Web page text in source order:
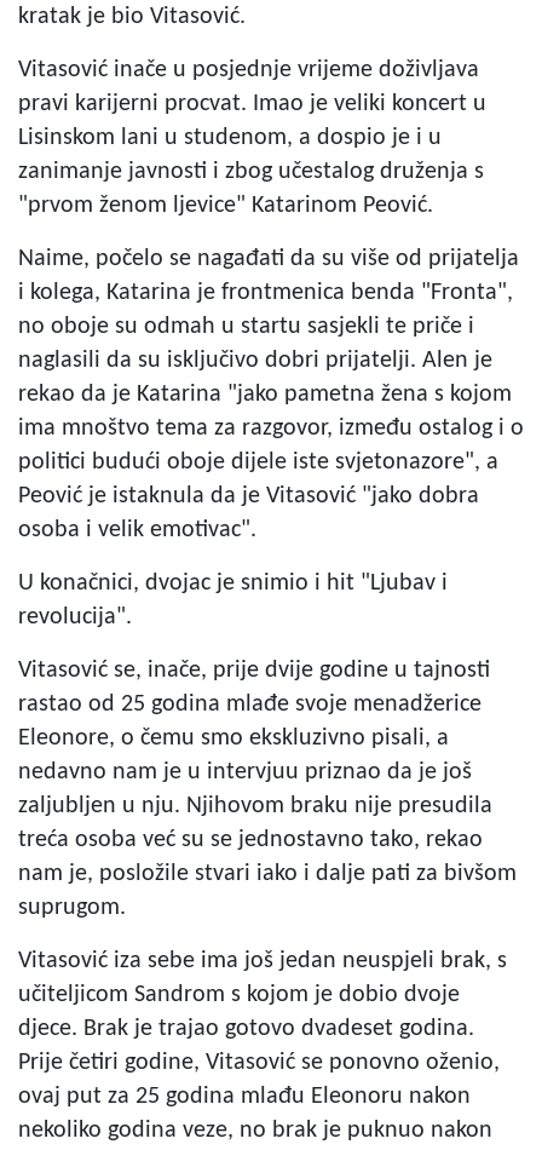
kratak je bio Vitasović.
Vitasović inače u posjednje vrijeme doživljava
pravi karijerni procvat. Imao je veliki koncert u
Lisinskom lani u studenom, a dospio je i u
zanimanje javnosti i zbog učestalog druženja s
"prvom ženom ljevice" Katarinom Peović.
Naime, počelo se nagađati da su više od prijatelja
i kolega, Katarina je frontmenica benda "Fronta",
no oboje su odmah u startu sasjekli te priče i
naglasili da su isključivo dobri prijatelji. Alen je
rekao da je Katarina "jako pametna žena s kojom
ima mnoštvo tema za razgovor, između ostalog i o
politici budući oboje dijele iste svjetonazore", a
Peović je istaknula da je Vitasović "jako dobra
osoba i velik emotivac".
U konačnici, dvojac je snimio i hit "Ljubav i
revolucija".
Vitasović se, inače, prije dvije godine u tajnosti
rastao od 25 godina mlađe svoje menadžerice
Eleonore, o čemu smo ekskluzivno pisali, a
nedavno nam je u intervjuu priznao da je još
zaljubljen u nju. Njihovom braku nije presudila
treća osoba već su se jednostavno tako, rekao
nam je, posložile stvari iako i dalje pati za bivšom
suprugom.
Vitasović iza sebe ima još jedan neuspjeli brak, s
učiteljicom Sandrom s kojom je dobio dvoje
djece. Brak je trajao gotovo dvadeset godina.
Prije četiri godine, Vitasović se ponovno oženio,
ovaj put za 25 godina mlađu Eleonoru nakon
nekoliko godina veze, no brak je puknuo nakon